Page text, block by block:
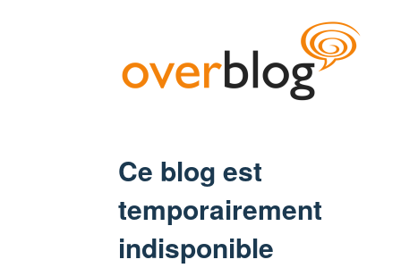
Ce blog est
temporairement
indisponible